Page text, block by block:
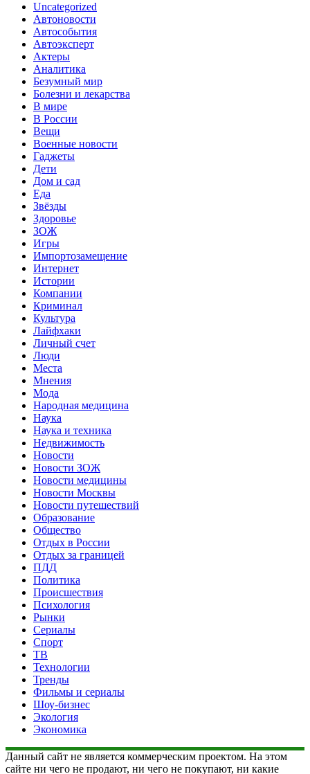
Uncategorized
Автоновости
Автособытия
Автоэксперт
Актеры
Аналитика
Безумный мир
Болезни и лекарства
В мире
В России
Вещи
Военные новости
Гаджеты
Дети
Дом и сад
Еда
Звёзды
Здоровье
ЗОЖ
Игры
Импортозамещение
Интернет
Истории
Компании
Криминал
Культура
Лайфхаки
Личный счет
Люди
Места
Мнения
Мода
Народная медицина
Наука
Наука и техника
Недвижимость
Новости
Новости ЗОЖ
Новости медицины
Новости Москвы
Новости путешествий
Образование
Общество
Отдых в России
Отдых за границей
ПДД
Политика
Происшествия
Психология
Рынки
Сериалы
Спорт
ТВ
Технологии
Тренды
Фильмы и сериалы
Шоу-бизнес
Экология
Экономика
Данный сайт не является коммерческим проектом. На этом
сайте ни чего не продают, ни чего не покупают, ни какие